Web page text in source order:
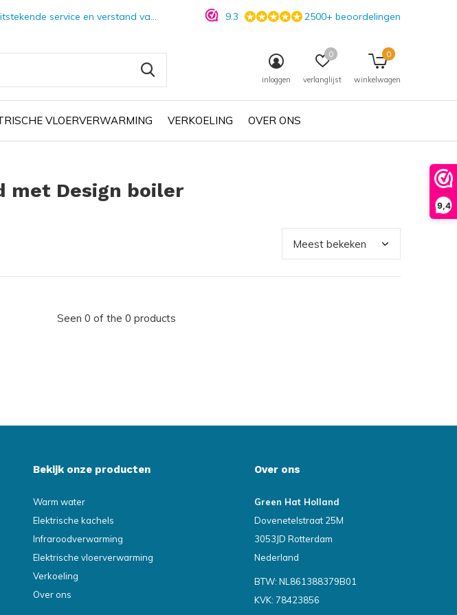
9,4
VLOERVERWARMING VERKOELING OVER ONS
inloggen verlanglijst
0
winkelwagen
0
service en verstand van zaken 9.3 2500+ beoordelingen
met Design boiler
Seen 0 of the 0 products
Bekijk onze producten
Warm water
Elektrische kachels
Infraroodverwarming
Elektrische vloerverwarming
Verkoeling
Over ons
Over ons
Green Hat Holland
Dovenetelstraat 25M
3053JD Rotterdam
Nederland
BTW: NL861388379B01
KVK: 78423856